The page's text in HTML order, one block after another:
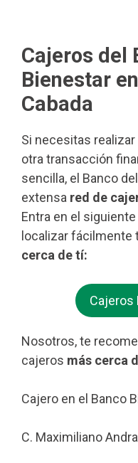
Cajeros del
Bienestar
Cabada
Si necesitas
otra transacción
sencilla, el Banco
extensa red de
Entra en el
localizar fácilmente
cerca de tí:
Cajeros
Nosotros, te
cajeros más cerca
Cajero en el Banco
C. Maximiliano